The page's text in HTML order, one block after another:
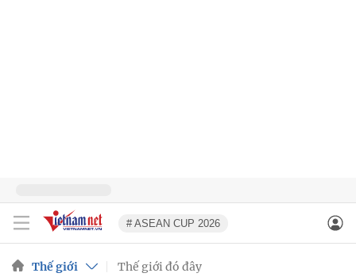
# ASEAN CUP 2026
Thế giới Thế giới đó đây